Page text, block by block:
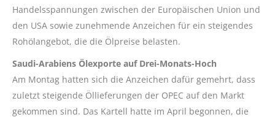
Handelsspannungen zwischen der Europäischen Union und
den USA sowie zunehmende Anzeichen für ein steigendes
Rohölangebot, die die Ölpreise belasten.
Saudi-Arabiens Ölexporte auf Drei-Monats-Hoch
Am Montag hatten sich die Anzeichen dafür gemehrt, dass
zuletzt steigende Öllieferungen der OPEC auf den Markt
gekommen sind. Das Kartell hatte im April begonnen, die